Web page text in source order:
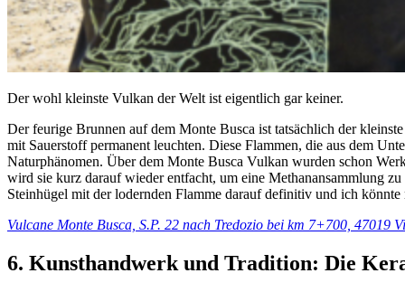
Der wohl kleinste Vulkan der Welt ist eigentlich gar keiner.
Der feurige Brunnen auf dem Monte Busca ist tatsächlich der
mit Sauerstoff permanent leuchten. Diese Flammen, die aus dem
Naturphänomen. Über dem Monte Busca Vulkan wurden schon
wird sie kurz darauf wieder entfacht, um eine Methanansammlung
Steinhügel mit der lodernden Flamme darauf definitiv und ich
Vulcane Monte Busca, S.P. 22 nach Tredozio bei km 7+700, 47019
6. Kunsthandwerk und Tradition: Die